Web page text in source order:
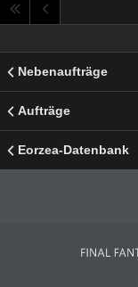
Nebenaufträge
Aufträge
Eorzea-Datenbank